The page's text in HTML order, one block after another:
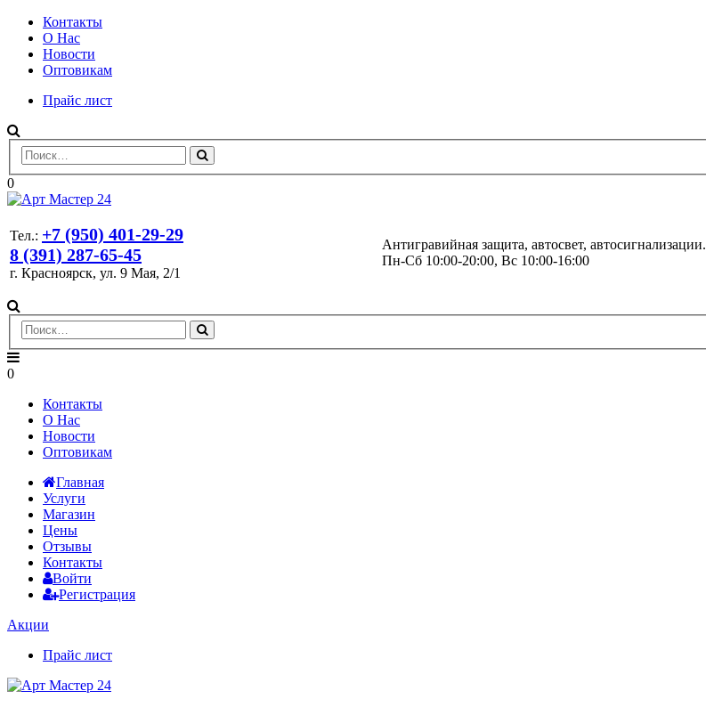
Контакты
О Нас
Новости
Оптовикам
Прайс лист
0
Тел.: +7 (950) 401-29-29
8 (391) 287-65-45
г. Красноярск, ул. 9 Мая, 2/1
Антигравийная защита, автосвет, автосигнализации.
Пн-Сб 10:00-20:00, Вс 10:00-16:00
0
Контакты
О Нас
Новости
Оптовикам
Главная
Услуги
Магазин
Цены
Отзывы
Контакты
Войти
Регистрация
Акции
Прайс лист